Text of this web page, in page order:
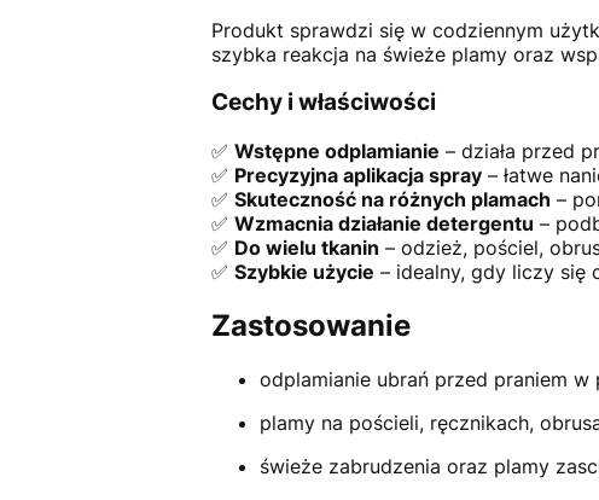
Produkt sprawdzi się w codziennym
szybka reakcja na świeże plamy oraz
Cechy i właściwości
✅ Wstępne odplamianie – działa przed
✅ Precyzyjna aplikacja spray– łatwe
✅ Skuteczność na różnych plamach –
✅ Wzmacnia działanie detergentu –
✅ Do wielu tkanin – odzież, pościel,
✅ Szybkie użycie – idealny, gdy liczy się
Zastosowanie
odplamianie ubrań przed praniem w
plamy na pościeli, ręcznikach,
świeże zabrudzenia oraz plamy